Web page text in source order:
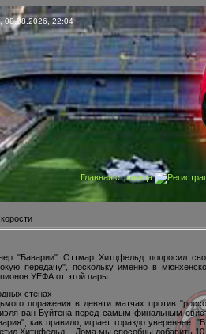
08.08.2026, 22:04
Главная страница
"Баварии" Оттмар Хитцфельд попросил
передачу", поскольку именно в
УЕФА от этой пары.
стенах
поражения в девяти матчах против
ван Буйтена перед самым финальным
как правило, играет гораздо
Хитцфельд. - Дома мы способны добавить 10-